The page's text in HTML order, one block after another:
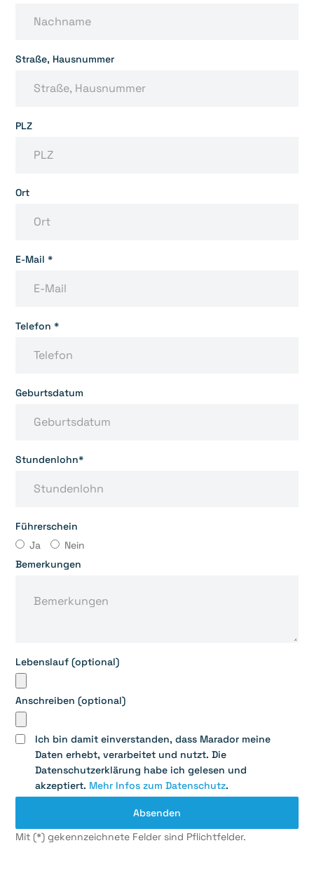
Straße, Hausnummer
PLZ
Ort
E-Mail *
Telefon *
Geburtsdatum
Stundenlohn*
Führerschein
Ja
Nein
Bemerkungen
Lebenslauf (optional)
Anschreiben (optional)
Ich bin damit einverstanden, dass Marador meine
Daten erhebt, verarbeitet und nutzt. Die
Datenschutzerklärung habe ich gelesen und
akzeptiert. Mehr Infos zum Datenschutz.
Mit (*) gekennzeichnete Felder sind Pflichtfelder.